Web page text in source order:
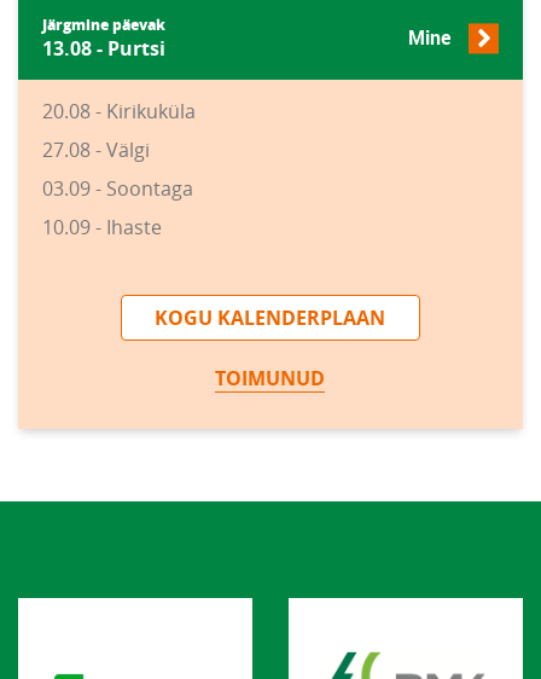
Järgmine päevak
13.08 - Purtsi Mine
20.08 - Kirikuküla
27.08 - Välgi
03.09 - Soontaga
10.09 - Ihaste
KOGU KALENDERPLAAN
TOIMUNUD